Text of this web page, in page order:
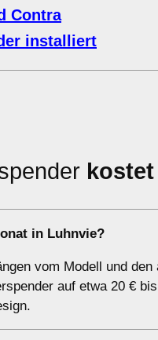
Contra
installiert
kostet
in Luhnvie?
vom Modell und
auf etwa 20 €